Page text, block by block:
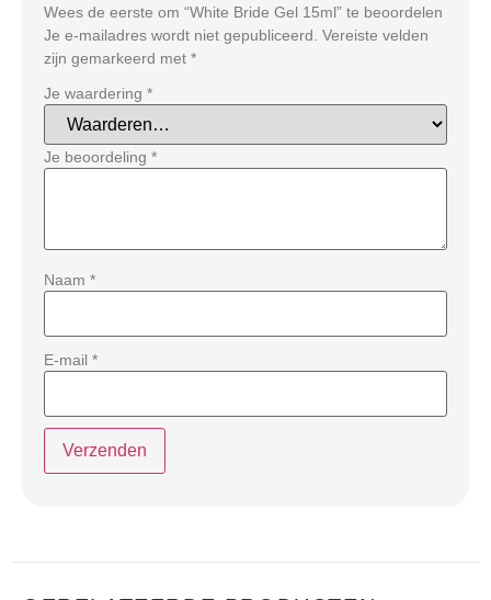
Wees de eerste om “White Bride Gel 15ml” te beoordelen
Je e-mailadres wordt niet gepubliceerd. Vereiste velden
zijn gemarkeerd met *
Je waardering *
Je beoordeling *
Naam *
E-mail *